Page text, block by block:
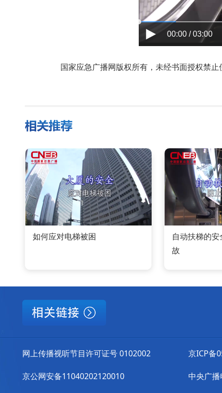
00:00 / 03:00
国家应急广播网版权所有，未经书面授权禁
如何应对电梯被困
自动扶梯的
故
网上传播视听节目许可证号 0102002
京公网安备11040202120010
京ICP备
中央广